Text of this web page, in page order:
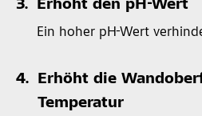
3. Erhöht den pH-Wert
Ein hoher pH-Wert
4. Erhöht die
Temperatur